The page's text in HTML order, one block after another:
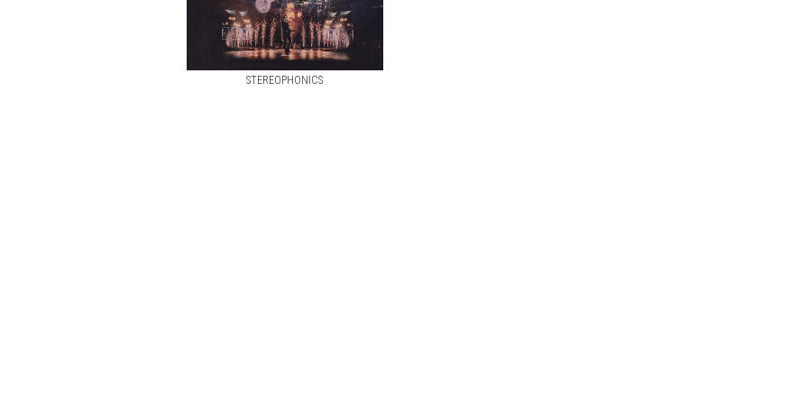
STEREOPHONICS